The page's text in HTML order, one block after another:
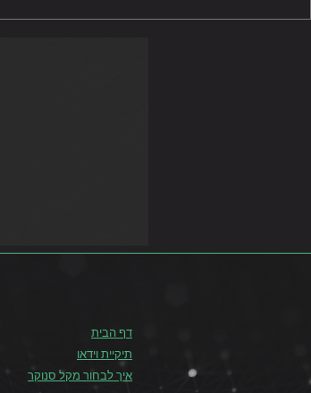
אליפות העולם בסנוקר לנשים
דף הבית
תיקיית וידאו
איך לבחור מקל סנוקר